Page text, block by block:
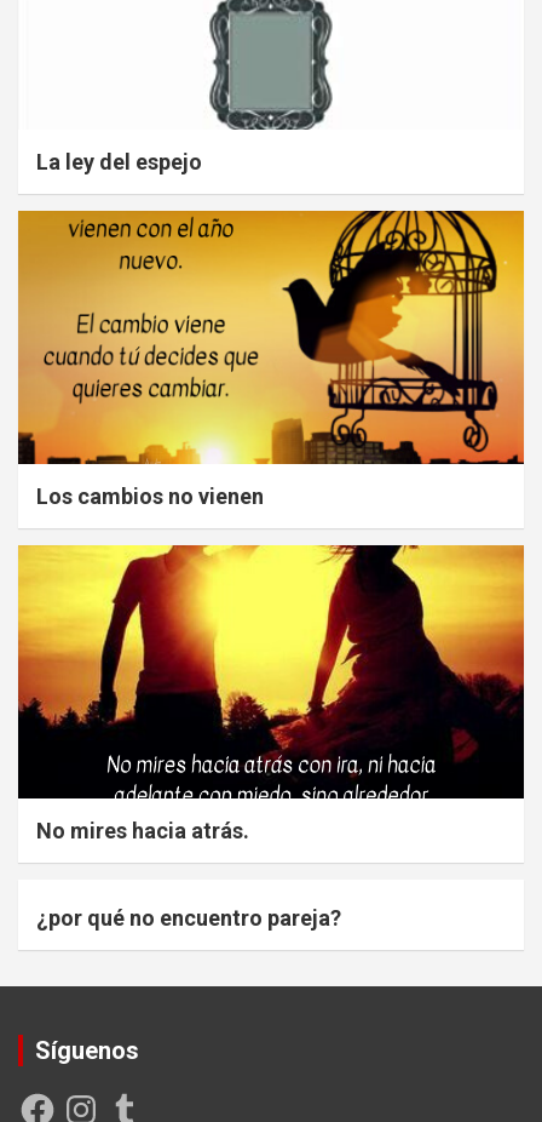
La ley del espejo
Los cambios no vienen
No mires hacia atrás.
¿por qué no encuentro pareja?
Síguenos
FacebookInstagramTumblr